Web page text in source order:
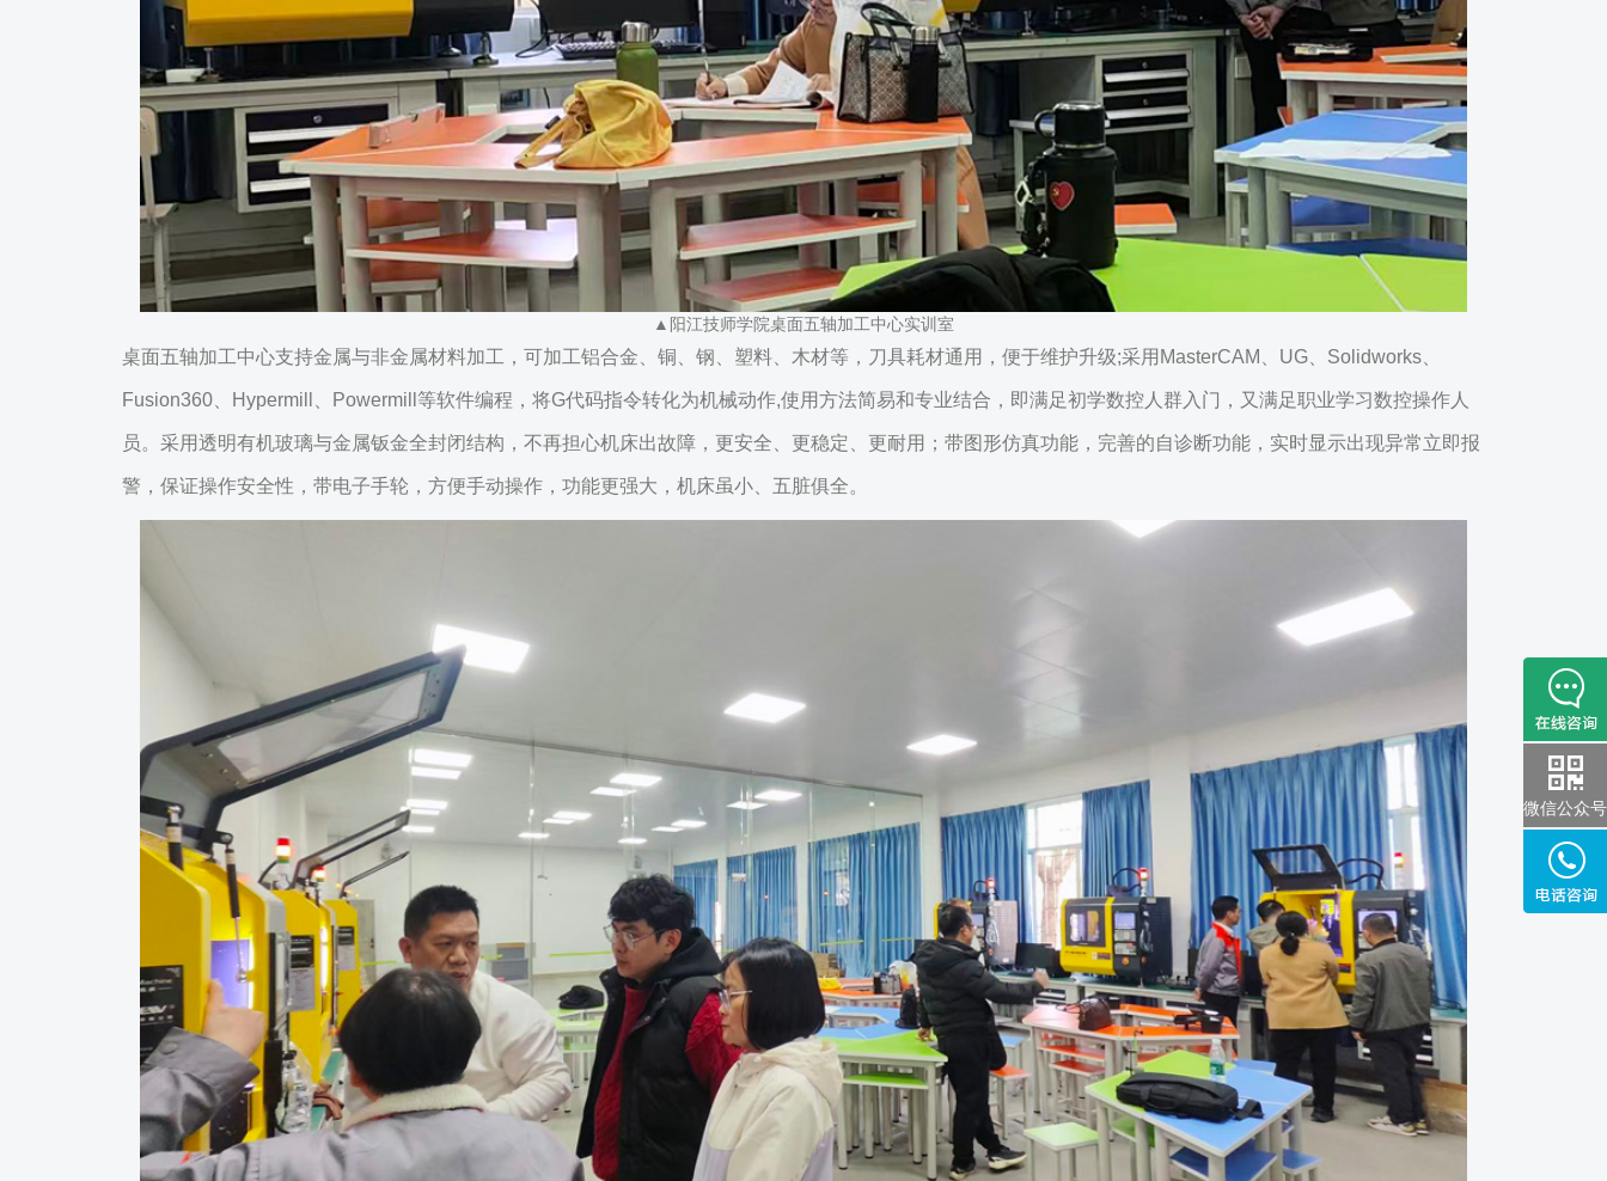
▲阳江技师学院桌面五轴加工中心实训室
桌面五轴加工中心支持金属与非金属材料加工，可加工铝合金、铜、钢、塑料、木材等，刀具耗材通用，便于维护升级;采用MasterCAM、UG、Solidworks、
Fusion360、Hypermill、Powermill等软件编程，将G代码指令转化为机械动作,使用方法简易和专业结合，即满足初学数控人群入门，又满足职业学习数控操作人
员。采用透明有机玻璃与金属钣金全封闭结构，不再担心机床出故障，更安全、更稳定、更耐用；带图形仿真功能，完善的自诊断功能，实时显示出现异常立即报
警，保证操作安全性，带电子手轮，方便手动操作，功能更强大，机床虽小、五脏俱全。
微信公众号